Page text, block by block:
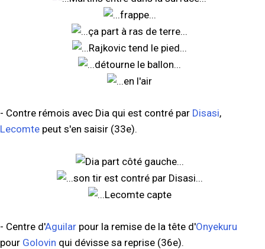
- Contre rémois avec Dia qui est contré par Disasi,
Lecomte peut s'en saisir (33e).
- Centre d'Aguilar pour la remise de la tête d'Onyekuru
pour Golovin qui dévisse sa reprise (36e).